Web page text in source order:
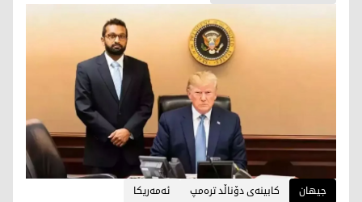
جیهان کابینەی دۆناڵد ترەمپ ئەمەریکا